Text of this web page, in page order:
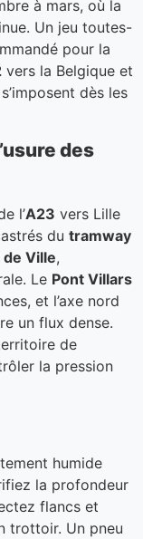
à mars, où la
Un jeu toutes-
pour la
vers la Belgique et
dès les
des
l’A23 vers Lille
du tramway
de Ville,
Le Pont Villars
et l’axe nord
un flux dense.
de
la pression
humide
la profondeur
flancs et
trottoir. Un pneu